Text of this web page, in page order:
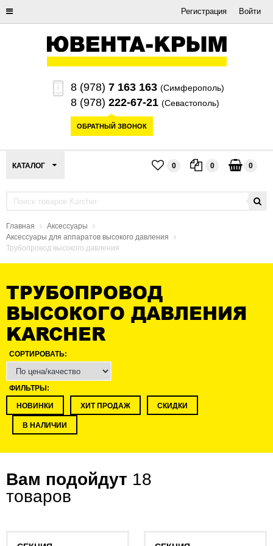
Регистрация Войти
8 (978) 7 163 163 (Симферополь)
8 (978) 222-67-21 (Севастополь)
ОБРАТНЫЙ ЗВОНОК
КАТАЛОГ 0 0 0
Главная
Аксессуары
Аксессуары для аппаратов высокого давления
Трубопровод высокого давления
ТРУБОПРОВОД
ВЫСОКОГО ДАВЛЕНИЯ
KARCHER
СОРТИРОВАТЬ:
ФИЛЬТРЫ:
НОВИНКИ ХИТ ПРОДАЖ СКИДКИ
В НАЛИЧИИ
Вам подойдут 18
товаров